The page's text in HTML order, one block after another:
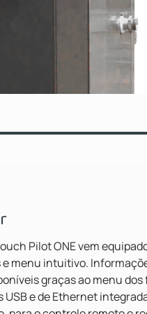
Pilot ONE vem
menu intuitivo.
graças ao menu
e de Ethernet